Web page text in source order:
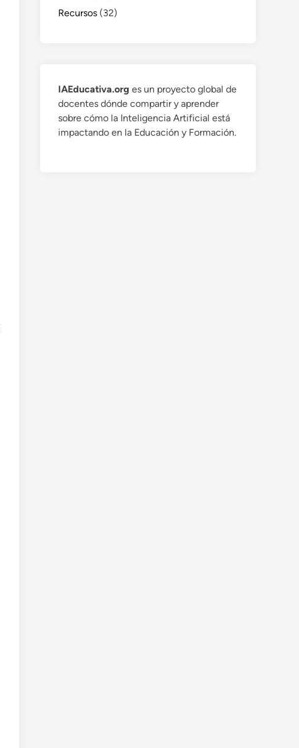
Recursos (32)
IAEducativa.org es un proyecto global de
docentes dónde compartir y aprender
sobre cómo la Inteligencia Artificial está
impactando en la Educación y Formación.